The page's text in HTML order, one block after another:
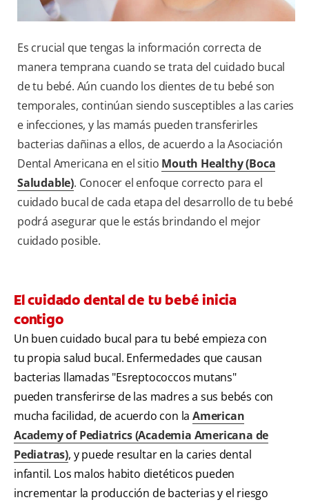
Es crucial que tengas la información correcta de
manera temprana cuando se trata del cuidado bucal
de tu bebé. Aún cuando los dientes de tu bebé son
temporales, continúan siendo susceptibles a las caries
e infecciones, y las mamás pueden transferirles
bacterias dañinas a ellos, de acuerdo a la Asociación
Dental Americana en el sitio Mouth Healthy (Boca
Saludable). Conocer el enfoque correcto para el
cuidado bucal de cada etapa del desarrollo de tu bebé
podrá asegurar que le estás brindando el mejor
cuidado posible.
El cuidado dental de tu bebé inicia
contigo
Un buen cuidado bucal para tu bebé empieza con
tu propia salud bucal. Enfermedades que causan
bacterias llamadas "Esreptococcos mutans"
pueden transferirse de las madres a sus bebés con
mucha facilidad, de acuerdo con laAmerican
Academy of Pediatrics (Academia Americana de
Pediatras), y puede resultar en la caries dental
infantil. Los malos habito dietéticos pueden
incrementar la producción de bacterias y el riesgo